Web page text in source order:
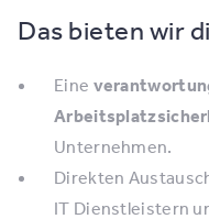
Das bieten wir
Eine
Unternehmen.
Direkten
IT Dienstleistern